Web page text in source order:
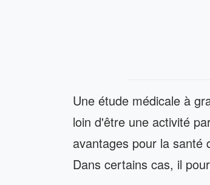
Une étude médicale à
loin d'être une activité
avantages pour la santé
Dans certains cas, il